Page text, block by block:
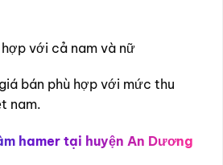
với cả nam và nữ
bán phù hợp với mức thu
nam.
hamer tại huyện An Dương